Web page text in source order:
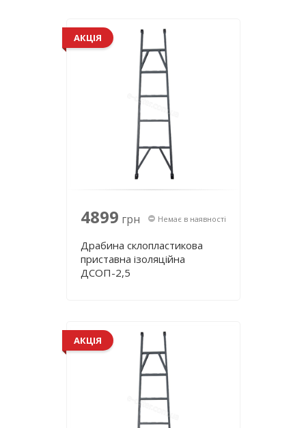
АКЦІЯ
4899 грн Немає в наявності
Драбина склопластикова
приставна ізоляційна
ДСОП-2,5
АКЦІЯ